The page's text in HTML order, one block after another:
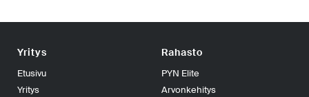
Yritys
Etusivu
Yritys
Rahasto
PYN Elite
Arvonkehitys